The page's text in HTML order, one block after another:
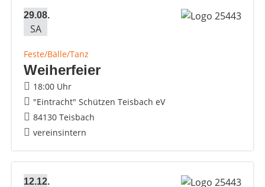
29.08.
SA
Feste/Bälle/Tanz
Weiherfeier
18:00 Uhr
"Eintracht" Schützen Teisbach eV
84130 Teisbach
vereinsintern
12.12.